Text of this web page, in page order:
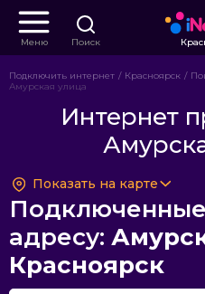
Меню Поиск
Подключить интернет Красноярск
Амурская улица
Интернет
Показать на карте
адресу:
Красноярск